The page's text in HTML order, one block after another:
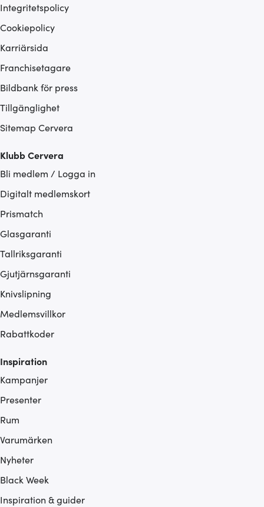
Integritetspolicy
Cookiepolicy
Karriärsida
Franchisetagare
Bildbank för press
Tillgänglighet
Sitemap Cervera
Klubb Cervera
Bli medlem / Logga in
Digitalt medlemskort
Prismatch
Glasgaranti
Tallriksgaranti
Gjutjärnsgaranti
Knivslipning
Medlemsvillkor
Rabattkoder
Inspiration
Kampanjer
Presenter
Rum
Varumärken
Nyheter
Black Week
Inspiration & guider